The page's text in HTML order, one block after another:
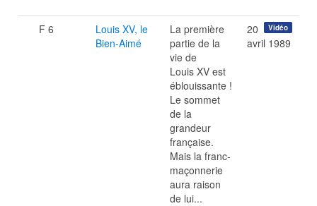
F 6
Louis XV, le
Bien-Aimé
La première
partie de la
vie de
Louis XV est
éblouissante !
Le sommet
de la
grandeur
française.
Mais la franc-
maçonnerie
aura raison
de lui...
Vidéo
20
avril 1989